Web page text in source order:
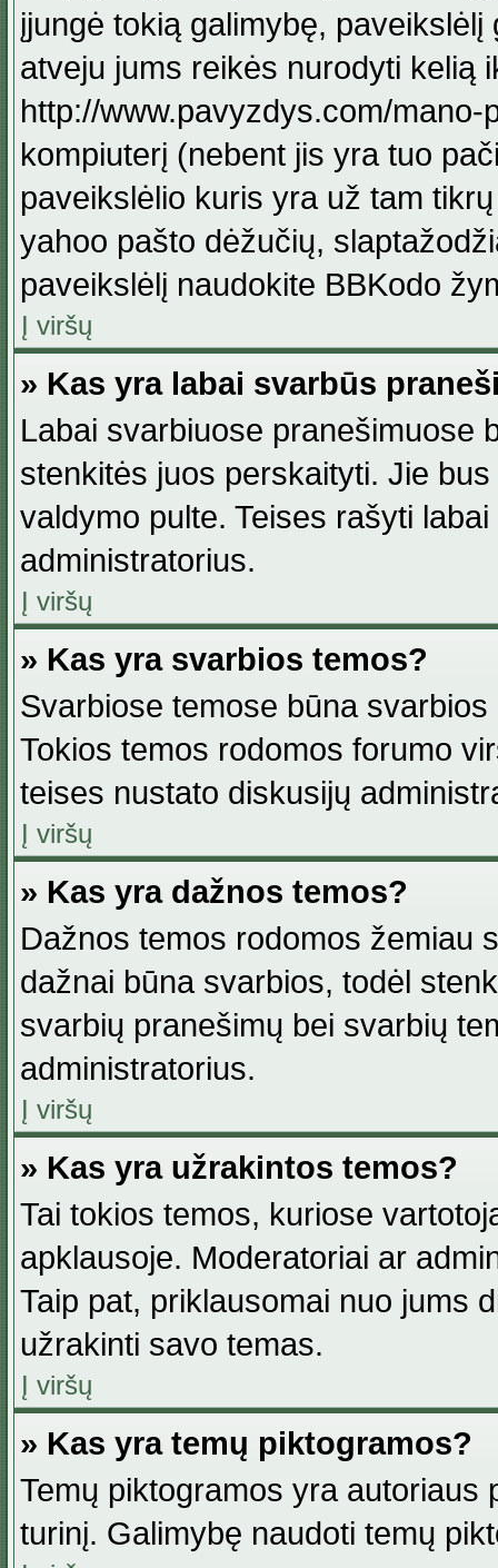
įjungė tokią galimybę,
atveju jums reikės nurodyti kelią
http://www.pavyzdys.com/
kompiuterį (nebent jis yra tuo
paveikslėlio kuris yra už tam
yahoo pašto dėžučių,
paveikslėlį naudokite BBKodo
Į viršų
» Kas yra labai svarbūs
Labai svarbiuose pranešimuose
stenkitės juos perskaityti. Jie
valdymo pulte. Teises rašyti
administratorius.
Į viršų
» Kas yra svarbios temos?
Svarbiose temose būna
Tokios temos rodomos forumo
teises nustato diskusijų
Į viršų
» Kas yra dažnos temos?
Dažnos temos rodomos žemiau
dažnai būna svarbios, todėl
svarbių pranešimų bei svarbių
administratorius.
Į viršų
» Kas yra užrakintos temos?
Tai tokios temos, kuriose
apklausoje. Moderatoriai ar
Taip pat, priklausomai nuo jums
užrakinti savo temas.
Į viršų
» Kas yra temų piktogramos?
Temų piktogramos yra autoriaus
turinį. Galimybę naudoti temų